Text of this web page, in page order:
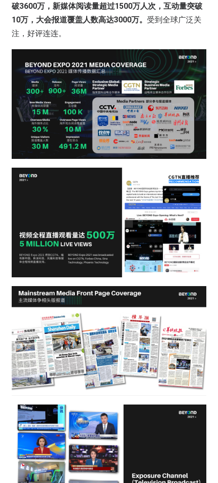
破3600万，新媒体阅读量超过1500万人次，互动量突破
10万，大会报道覆盖人数高达3000万。 受到全球广泛关
注，好评连连。